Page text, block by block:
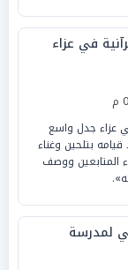
في عزاء
عزاء جدل واسع
بتلحين وغناء
المتابعين ووصف
لمدرسة